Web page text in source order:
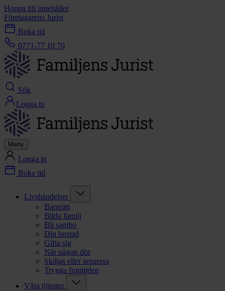
Hoppa till innehållet
Företagarens Jurist
Boka tid
0771-77 10 70
Sök
Logga in
Meny
Logga in
Boka tid
Livshändelser
Barnrätt
Bilda familj
Bli sambo
Din bostad
Gifta sig
När någon dör
Skiljas eller separera
Trygga framtiden
Våra tjänster